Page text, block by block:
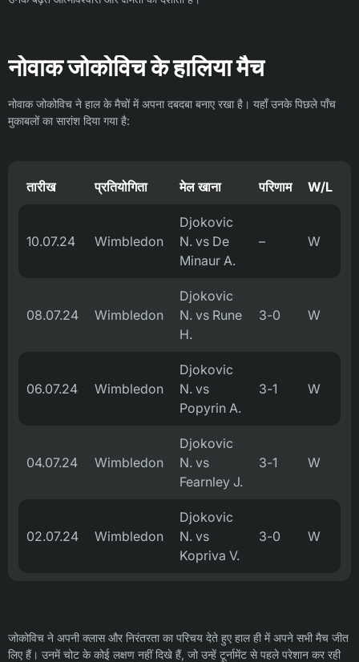
नोवाक जोकोविच के हालिया मैच
नोवाक जोकोविच ने हाल के मैचों में अपना दबदबा बनाए रखा है। यहाँ उनके पिछले पाँच
मुकाबलों का सारांश दिया गया है:
तारीख प्रतियोगिता मेल खाना परिणाम W/L
10.07.24 Wimbledon
Djokovic
N. vs De
Minaur A.
– W
08.07.24 Wimbledon
Djokovic
N. vs Rune
H.
3-0 W
06.07.24 Wimbledon
Djokovic
N. vs
Popyrin A.
3-1 W
04.07.24 Wimbledon
Djokovic
N. vs
Fearnley J.
3-1 W
02.07.24 Wimbledon
Djokovic
N. vs
Kopriva V.
3-0 W
जोकोविच ने अपनी क्लास और निरंतरता का परिचय देते हुए हाल ही में अपने सभी मैच जीत
लिए हैं। उनमें चोट के कोई लक्षण नहीं दिखे हैं, जो उन्हें टूर्नामेंट से पहले परेशान कर रही